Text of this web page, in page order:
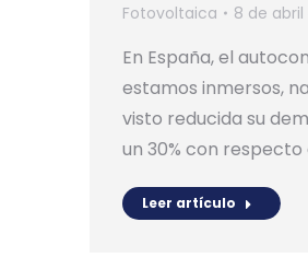
Fotovoltaica 8 de abril
En España, el
estamos inmersos,
visto reducida su
un 30% con respecto
Leer artículo